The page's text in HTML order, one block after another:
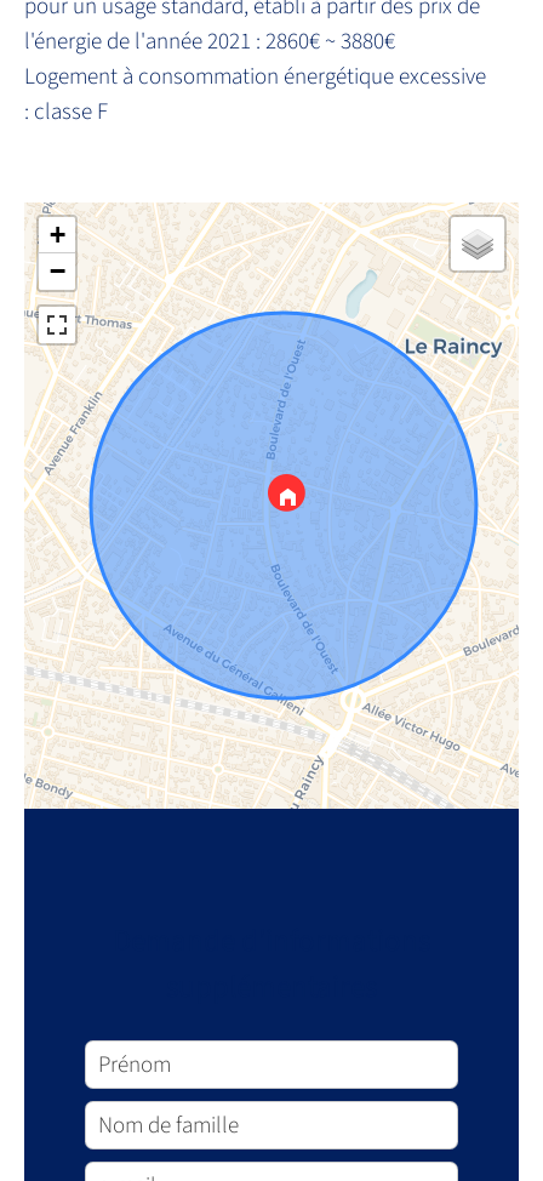
pour un usage standard, établi à partir des prix de
l'énergie de l'année 2021 : 2860€ ~ 3880€
Logement à consommation énergétique excessive
: classe F
+
−